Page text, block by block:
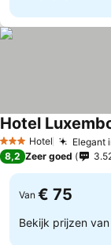
3 SterrenHotel Elegant
Hotel
8,2 Zeer goed
Van € 75
Bekijk prijzen van